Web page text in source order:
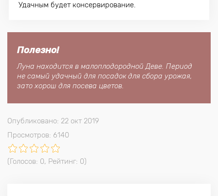
Удачным будет консервирование.
Полезно!
Луна находится в малоплодородной Деве. Период
не самый удачный для посадок для сбора урожая,
зато хорош для посева цветов.
Опубликовано: 22 окт 2019
Просмотров: 6140
(Голосов: 0, Рейтинг: 0)